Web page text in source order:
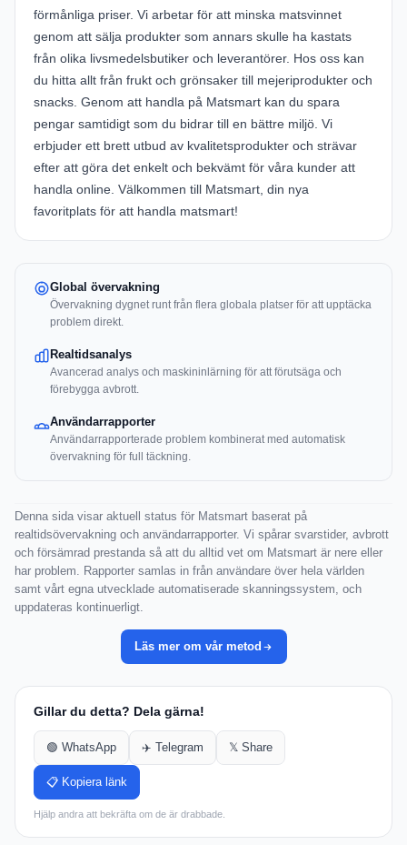
förmånliga priser. Vi arbetar för att minska matsvinnet
genom att sälja produkter som annars skulle ha kastats
från olika livsmedelsbutiker och leverantörer. Hos oss kan
du hitta allt från frukt och grönsaker till mejeriprodukter och
snacks. Genom att handla på Matsmart kan du spara
pengar samtidigt som du bidrar till en bättre miljö. Vi
erbjuder ett brett utbud av kvalitetsprodukter och strävar
efter att göra det enkelt och bekvämt för våra kunder att
handla online. Välkommen till Matsmart, din nya
favoritplats för att handla matsmart!
Global övervakning
Övervakning dygnet runt från flera globala platser för att upptäcka
problem direkt.
Realtidsanalys
Avancerad analys och maskininlärning för att förutsäga och
förebygga avbrott.
Användarrapporter
Användarrapporterade problem kombinerat med automatisk
övervakning för full täckning.
Denna sida visar aktuell status för Matsmart baserat på
realtidsövervakning och användarrapporter. Vi spårar svarstider, avbrott
och försämrad prestanda så att du alltid vet om Matsmart är nere eller
har problem. Rapporter samlas in från användare över hela världen
samt vårt egna utvecklade automatiserade skanningssystem, och
uppdateras kontinuerligt.
Läs mer om vår metod
Gillar du detta? Dela gärna!
🟢 WhatsApp ✈️ Telegram 𝕏 Share
📋 Kopiera länk
Hjälp andra att bekräfta om de är drabbade.